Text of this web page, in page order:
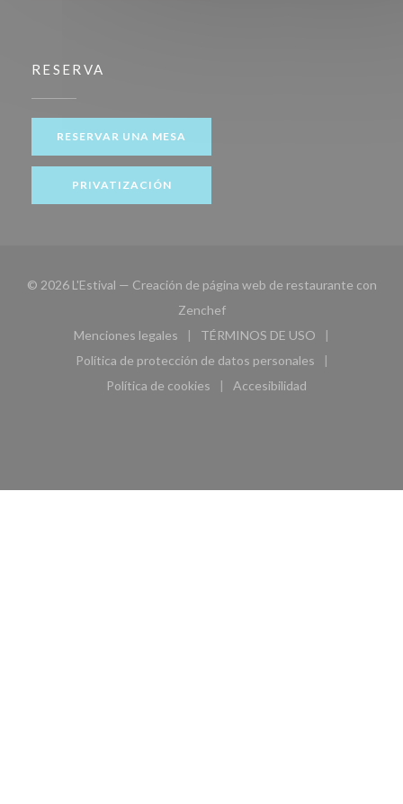
RESERVA
RESERVAR UNA MESA
PRIVATIZACIÓN
© 2026 L'Estival — Creación de página web de restaurante con
Zenchef((abre en una nueva ventana))
Menciones legales
((abre en una nueva ventana))
TÉRMINOS DE USO
((abre en una nueva
Política de protección de datos personales
((abre en una nueva ventana))
Política de cookies
((abre en una nueva ventana))
Accesibilidad